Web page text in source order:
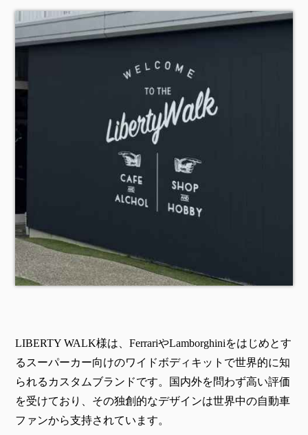
LIBERTY WALK様は、FerrariやLamborghiniをはじめとす
るスーパーカー向けのワイドボディキットで世界的に知
られるカスタムブランドです。国内外を問わず高い評価
を受けており、その独創的なデザインは世界中の自動車
ファンから支持されています。